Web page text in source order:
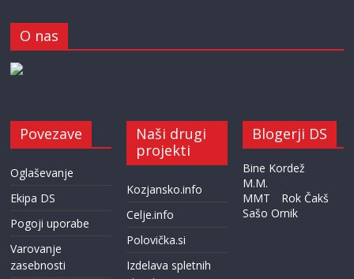
O nas
Povezave
Oglaševanje
Ekipa DS
Pogoji uporabe
Varovanje
zasebnosti
Naši drugi
projekti
Kozjansko.info
Celje.info
Polovička.si
Izdelava spletnih
Blogerji DS
Bine Kordež
M.M.
MMT
Rok Čakš
Sašo Ornik